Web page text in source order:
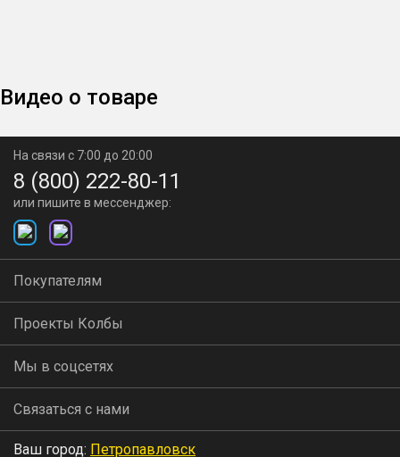
Видео о товаре
На связи с 7:00 до 20:00
8 (800) 222-80-11
или пишите в мессенджер:
Покупателям
Проекты Колбы
Мы в соцсетях
Связаться с нами
Ваш город: Петропавловск